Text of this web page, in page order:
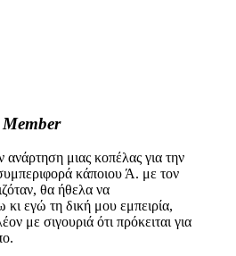
μιας κοπέλας για την
κάποιου Ά. με τον
θα ήθελα να
κι εγώ τη δική μου εμπειρία,
με σιγουριά ότι πρόκειται για